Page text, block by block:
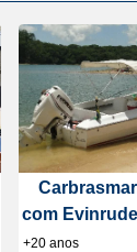
com
+20 anos